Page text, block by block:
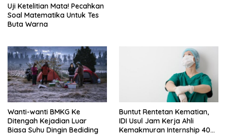
Uji Ketelitian Mata! Pecahkan
Soal Matematika Untuk Tes
Buta Warna
Wanti-wanti BMKG Ke
Ditengah Kejadian Luar
Biasa Suhu Dingin Bediding
Buntut Rentetan Kematian,
IDI Usul Jam Kerja Ahli
Kemakmuran Internship 40